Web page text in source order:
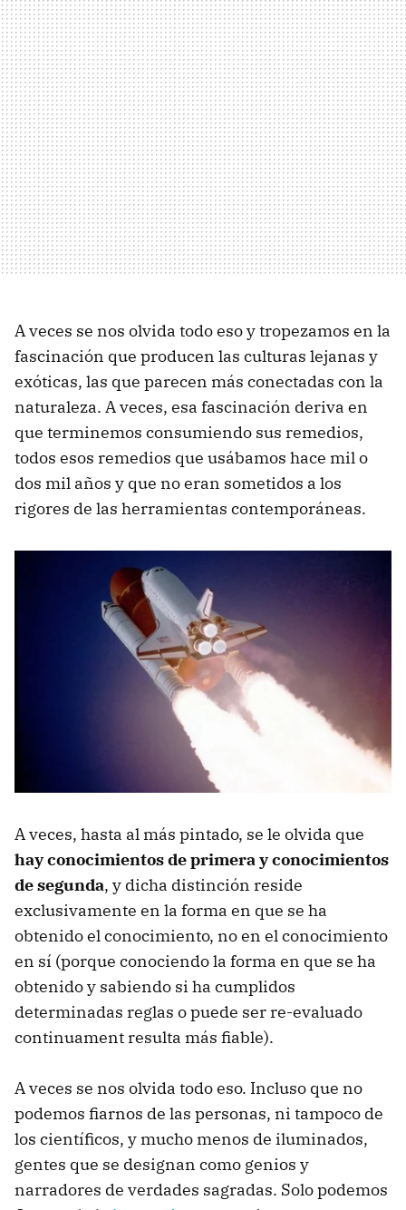
A veces se nos olvida todo eso y tropezamos en la
fascinación que producen las culturas lejanas y
exóticas, las que parecen más conectadas con la
naturaleza. A veces, esa fascinación deriva en
que terminemos consumiendo sus remedios,
todos esos remedios que usábamos hace mil o
dos mil años y que no eran sometidos a los
rigores de las herramientas contemporáneas.
A veces, hasta al más pintado, se le olvida que
hay conocimientos de primera y conocimientos
de segunda, y dicha distinción reside
exclusivamente en la forma en que se ha
obtenido el conocimiento, no en el conocimiento
en sí (porque conociendo la forma en que se ha
obtenido y sabiendo si ha cumplidos
determinadas reglas o puede ser re-evaluado
continuament resulta más fiable).
A veces se nos olvida todo eso. Incluso que no
podemos fiarnos de las personas, ni tampoco de
los científicos, y mucho menos de iluminados,
gentes que se designan como genios y
narradores de verdades sagradas. Solo podemos